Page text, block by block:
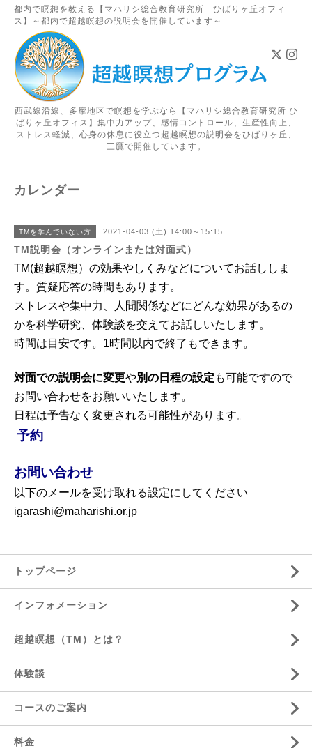
都内で瞑想を教える【マハリシ総合教育研究所 ひばりヶ丘オフィ
ス】～都内で超越瞑想の説明会を開催しています～
西武線沿線、多摩地区で瞑想を学ぶなら【マハリシ総合教育研究所 ひ
ばりヶ丘オフィス】集中力アップ、感情コントロール、生産性向上、
ストレス軽減、心身の休息に役立つ超越瞑想の説明会をひばりヶ丘、
三鷹で開催しています。
カレンダー
TMを学んでいない方 2021-04-03 (土) 14:00～15:15
TM説明会（オンラインまたは対面式）
TM(超越瞑想）の効果やしくみなどについてお話ししま
す。 質疑応答の時間もあります。
ストレスや集中力、人間関係などにどんな効果があるの
かを科学研究、体験談を交えてお話しいたします。
時間は目安です。1時間以内で終了もできます。
対面での説明会に変更や別の日程の設定 も可能ですので
お問い合わせをお願いいたします。
日程は予告なく変更される可能性があります。
予約
お問い合わせ
以下のメールを受け取れる設定にしてください
igarashi@maharishi.or.jp
トップページ
インフォメーション
超越瞑想（TM）とは？
体験談
コースのご案内
料金